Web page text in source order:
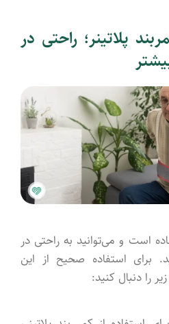
پلاتینر؛ راحتی در
است و می‌توانید به راحتی در
برای استفاده صحیح از این
را دنبال کنید: